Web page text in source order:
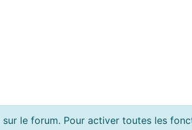
le forum. Pour activer toutes les